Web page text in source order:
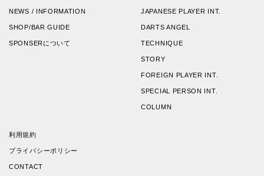
NEWS / INFORMATION
SHOP/BAR GUIDE
SPONSERについて
JAPANESE PLAYER INT.
DARTS ANGEL
TECHNIQUE
STORY
FOREIGN PLAYER INT.
SPECIAL PERSON INT.
COLUMN
利用規約
プライバシーポリシー
CONTACT